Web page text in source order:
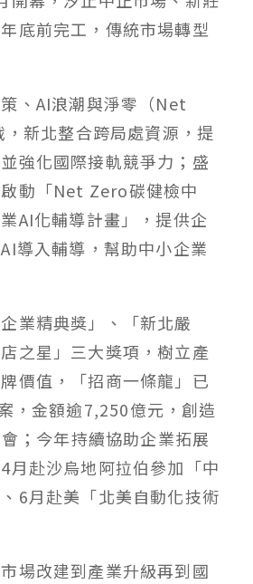
底前完工，傳統市場轉型
、AI浪潮與淨零（Net
新北整合跨局處資源，提
強化國際接軌競爭力；盛
動「Net Zero碳健檢中
AI化輔導計畫」，提供企
導入輔導，幫助中小企業
業精典獎」、「新北嚴
之星」三大獎項，樹立產
價值，「招商一條龍」已
，金額逾7,250億元，創造
；今年持續協助企業拓展
月赴沙烏地阿拉伯參加「中
6月赴美「北美自動化技術
場改建到產業升級再到國